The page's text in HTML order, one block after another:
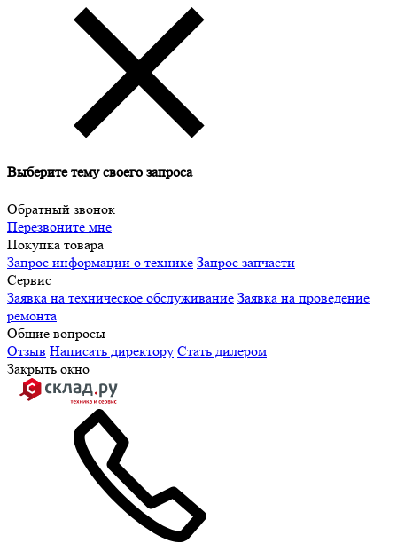
Выберите тему своего запроса
Обратный звонок
Перезвоните мне
Покупка товара
Запрос информации о технике Запрос запчасти
Сервис
Заявка на техническое обслуживание Заявка на проведение
ремонта
Общие вопросы
Отзыв Написать директору Стать дилером
Закрыть окно